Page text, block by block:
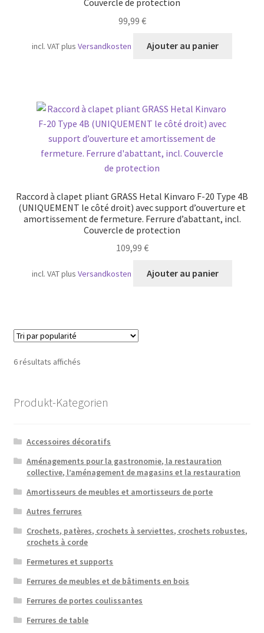
99,99 €
incl. VATplusVersandkosten Ajouter au panier
Raccord à clapet pliant GRASS Hetal Kinvaro F-20 Type 4B
(UNIQUEMENT le côté droit) avec support d’ouverture et
amortissement de fermeture. Ferrure d’abattant, incl.
Couvercle de protection
109,99 €
incl. VATplusVersandkosten Ajouter au panier
6 résultats affichésTrié
Produkt-Kategorien
Accessoires décoratifs
Aménagements pour la gastronomie, la restauration
collective, l’aménagement de magasins et la restauration
Amortisseurs de meubles et amortisseurs de porte
Autres ferrures
Crochets, patères, crochets à serviettes, crochets robustes,
crochets à corde
Fermetures et supports
Ferrures de meubles et de bâtiments en bois
Ferrures de portes coulissantes
Ferrures de table